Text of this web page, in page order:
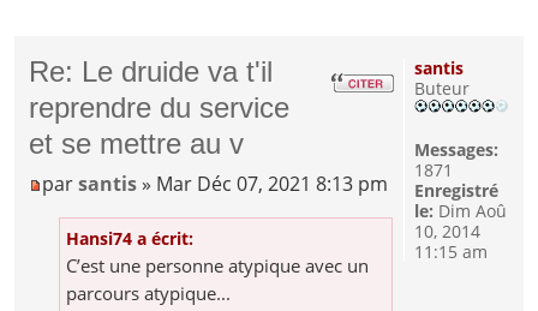
Re: Le druide va t'il
reprendre du service
et se mettre au v
parsantis » Mar Déc 07, 2021 8:13 pm
Hansi74 a écrit:
C’est une personne atypique avec un
parcours atypique...
santis
Buteur
Messages:
1871
Enregistré
le: Dim Aoû
10, 2014
11:15 am